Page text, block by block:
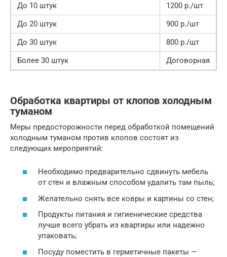
До 10 штук
1200 р./шт
До 20 штук
900 р./шт
До 30 штук
800 р./шт
Более 30 штук
Договорная
Обработка квартиры от клопов холодным
туманом
Меры предосторожности перед обработкой помещений
холодным туманом против клопов состоят из
следующих мероприятий:
Необходимо предварительно сдвинуть мебель
от стен и влажным способом удалить там пыль;
Желательно снять все ковры и картины со стен;
Продукты питания и гигиенические средства
лучше всего убрать из квартиры или надежно
упаковать;
Посуду поместить в герметичные пакеты —